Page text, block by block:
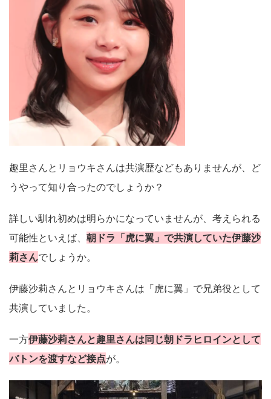
趣里さんとリョウキさんは共演歴などもありませんが、ど
うやって知り合ったのでしょうか？
詳しい馴れ初めは明らかになっていませんが、考えられる
可能性といえば、 朝ドラ「虎に翼」で共演していた伊藤沙
莉さんでしょうか。
伊藤沙莉さんとリョウキさんは「虎に翼」で兄弟役として
共演していました。
一方伊藤沙莉さんと趣里さんは同じ朝ドラヒロインとして
バトンを渡すなど接点が。